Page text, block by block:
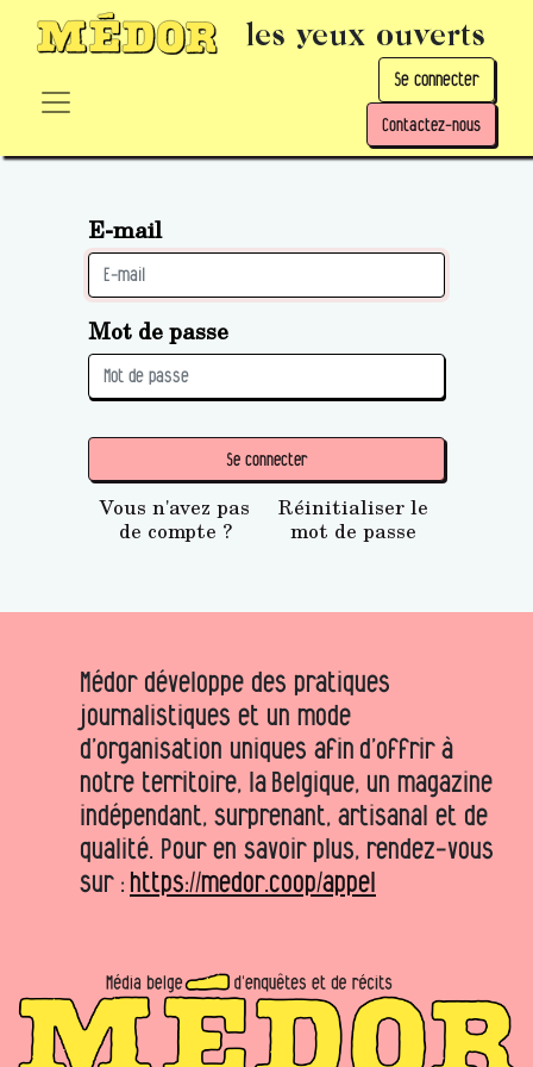
les yeux ouverts
Se connecter
Contactez-nous
E-mail
Mot de passe
Se connecter
Vous n'avez pas
de compte ?
Réinitialiser le
mot de passe
Médor développe des pratiques
journalistiques et un mode
d’organisation uniques afin d’offrir à
notre territoire, la Belgique, un magazine
indépendant, surprenant, artisanal et de
qualité. Pour en savoir plus, rendez-vous
sur : https://medor.coop/appel